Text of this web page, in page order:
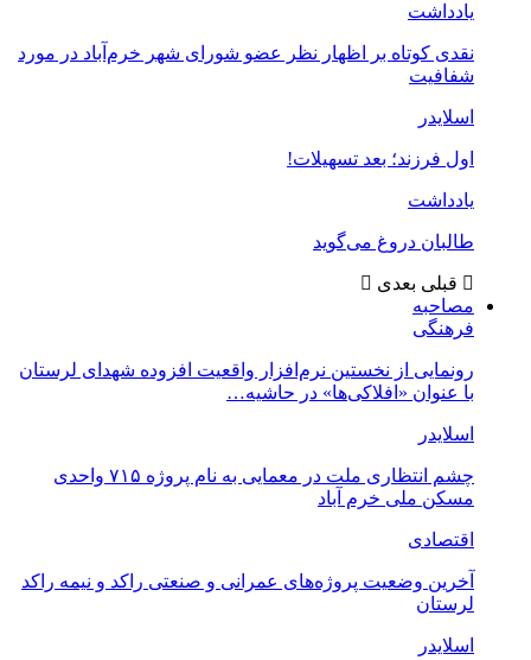
یادداشت
نقدی کوتاه بر اظهار نظر عضو شورای شهر خرم‌آباد در مورد
شفافیت
اسلایدر
اول فرزند؛ بعد تسهیلات!
یادداشت
طالبان دروغ می‌گوید
قبلی بعدی
مصاحبه
فرهنگی
رونمایی از نخستین نرم‌افزار واقعیت افزوده شهدای لرستان
با عنوان «افلاکی‌ها» در حاشیه…
اسلایدر
چشم انتظاری ملت در معمایی به نام پروژه ۷۱۵ واحدی
مسکن ملی خرم آباد
اقتصادی
آخرین وضعیت پروژه‌های عمرانی و صنعتی راکد و نیمه راکد
لرستان
اسلایدر